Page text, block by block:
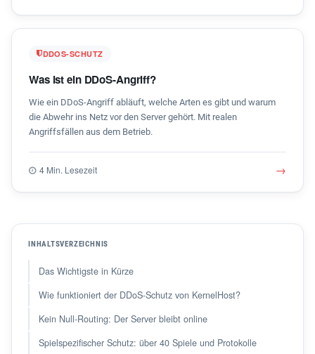
DDOS-SCHUTZ
Was ist ein DDoS-Angriff?
Wie ein DDoS-Angriff abläuft, welche Arten es gibt und warum
die Abwehr ins Netz vor den Server gehört. Mit realen
Angriffsfällen aus dem Betrieb.
4 Min. Lesezeit →
INHALTSVERZEICHNIS
Das Wichtigste in Kürze
Wie funktioniert der DDoS-Schutz von KernelHost?
Kein Null-Routing: Der Server bleibt online
Spielspezifischer Schutz: über 40 Spiele und Protokolle